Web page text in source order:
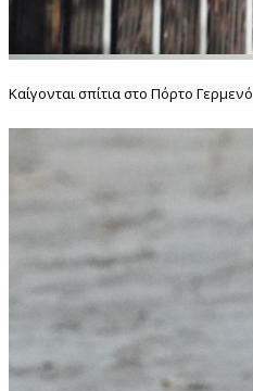
Καίγονται σπίτια στο Πόρτο Γερμενό